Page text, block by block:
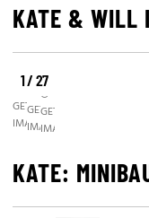
KATE & WILL
1 / 27
GETTY
IMAGES
GETTY
IMAGES
©
GETTY
IMAGES
KATE: